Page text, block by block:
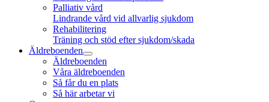
Palliativ vård
Lindrande vård vid allvarlig sjukdom
Rehabilitering
Träning och stöd efter sjukdom/skada
Äldreboenden
Äldreboenden
Våra äldreboenden
Så får du en plats
Så här arbetar vi